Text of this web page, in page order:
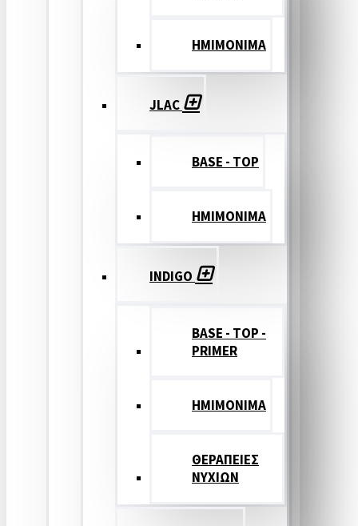
ΗΜΙΜΟΝΙΜΑ
JLAC
BASE - TOP
ΗΜΙΜΟΝΙΜΑ
INDIGO
BASE - TOP -
PRIMER
HMIMONIMA
ΘΕΡΑΠΕΙΕΣ
ΝΥΧΙΩΝ